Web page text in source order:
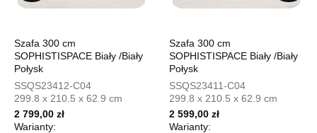
SALON MEBLOWY MEBLOSTYL
Salon meblowy
UL.PIONIERÓW 44
66-600 KROSNO ODRZAŃSKIE
Nr tel.
508100164
Adres e-mail:
meblostyl01@op.pl
Szafa 300 cm
SOPHISTISPACE Biały /Biały
Połysk
SSQS23412-C04
299.8 x 210.5 x 62.9 cm
2 799,00 zł
Warianty:
Szafa 300 cm
SOPHISTISPACE Biały /Biały
Połysk
SSQS23411-C04
299.8 x 210.5 x 62.9 cm
2 599,00 zł
Warianty: